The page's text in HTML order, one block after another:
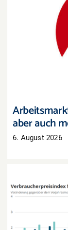
aber auch
6. August 2026